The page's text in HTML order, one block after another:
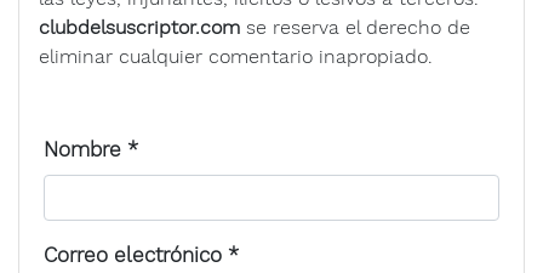
clubdelsuscriptor.com se reserva el derecho de
eliminar cualquier comentario inapropiado.
Nombre *
Correo electrónico *